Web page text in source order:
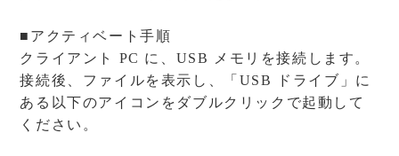
■アクティベート手順
クライアント PC に、USB メモリを接続します。
接続後、ファイルを表示し、「USB ドライブ」に
ある以下のアイコンをダブルクリックで起動して
ください。